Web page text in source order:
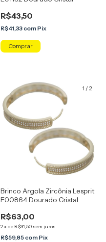
R$43,50
R$41,33 com Pix
1 /2
Brinco Argola Zircônia Lesprit
E00864 Dourado Cristal
R$63,00
2x de R$31,50 sem juros
R$59,85 com Pix